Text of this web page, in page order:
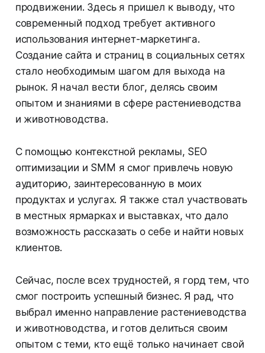
продвижении. Здесь я пришел к выводу, что
современный подход требует активного
использования интернет-маркетинга.
Создание сайта и страниц в социальных сетях
стало необходимым шагом для выхода на
рынок. Я начал вести блог, делясь своим
опытом и знаниями в сфере растениеводства
и животноводства.
С помощью контекстной рекламы, SEO
оптимизации и SMM я смог привлечь новую
аудиторию, заинтересованную в моих
продуктах и услугах. Я также стал участвовать
в местных ярмарках и выставках, что дало
возможность рассказать о себе и найти новых
клиентов.
Сейчас, после всех трудностей, я горд тем, что
смог построить успешный бизнес. Я рад, что
выбрал именно направление растениеводства
и животноводства, и готов делиться своим
опытом с теми, кто ещё только начинает свой